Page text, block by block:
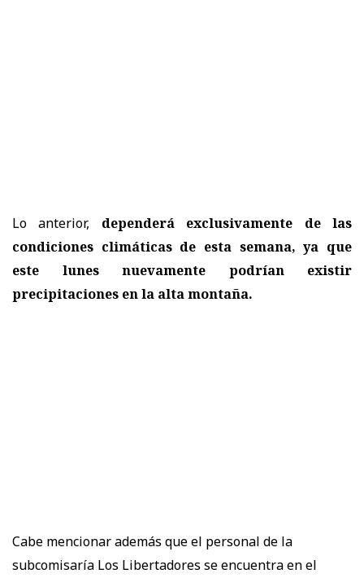
Lo anterior, dependerá exclusivamente de las
condiciones climáticas de esta semana, ya que
este lunes nuevamente podrían existir
precipitaciones en la alta montaña.
Cabe mencionar además que el personal de la
subcomisaría Los Libertadores se encuentra en el